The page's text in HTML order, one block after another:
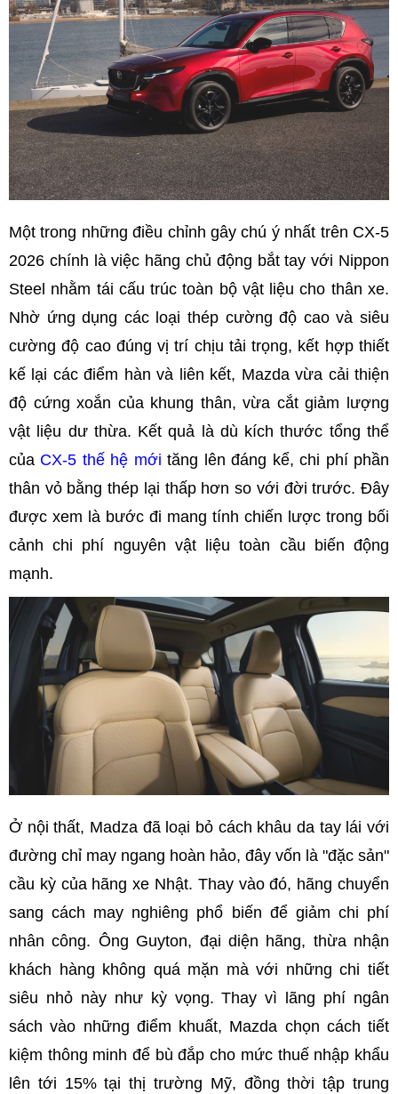
Một trong những điều chỉnh gây chú ý nhất trên CX-5
2026 chính là việc hãng chủ động bắt tay với Nippon
Steel nhằm tái cấu trúc toàn bộ vật liệu cho thân xe.
Nhờ ứng dụng các loại thép cường độ cao và siêu
cường độ cao đúng vị trí chịu tải trọng, kết hợp thiết
kế lại các điểm hàn và liên kết, Mazda vừa cải thiện
độ cứng xoắn của khung thân, vừa cắt giảm lượng
vật liệu dư thừa. Kết quả là dù kích thước tổng thể
của CX-5 thế hệ mớităng lên đáng kể, chi phí phần
thân vỏ bằng thép lại thấp hơn so với đời trước. Đây
được xem là bước đi mang tính chiến lược trong bối
cảnh chi phí nguyên vật liệu toàn cầu biến động
mạnh.
Ở nội thất, Madza đã loại bỏ cách khâu da tay lái với
đường chỉ may ngang hoàn hảo, đây vốn là "đặc sản"
cầu kỳ của hãng xe Nhật. Thay vào đó, hãng chuyển
sang cách may nghiêng phổ biến để giảm chi phí
nhân công. Ông Guyton, đại diện hãng, thừa nhận
khách hàng không quá mặn mà với những chi tiết
siêu nhỏ này như kỳ vọng. Thay vì lãng phí ngân
sách vào những điểm khuất, Mazda chọn cách tiết
kiệm thông minh để bù đắp cho mức thuế nhập khẩu
lên tới 15% tại thị trường Mỹ, đồng thời tập trung